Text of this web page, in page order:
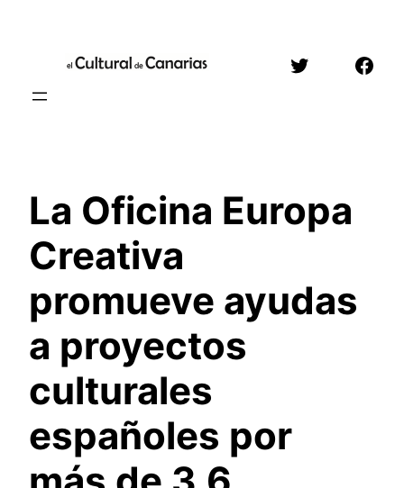
contenido
Twitter
La Oficina Europa
Creativa
promueve ayudas
a proyectos
culturales
españoles por